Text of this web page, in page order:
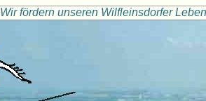
Wir fördern unseren Wilfleinsdorfer